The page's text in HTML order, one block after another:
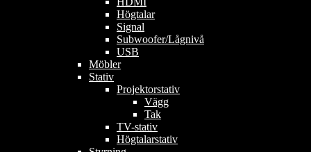
Högtalar
Signal
Subwoofer/Lågnivå
USB
Möbler
Stativ
Projektorstativ
Vägg
Tak
TV-stativ
Högtalarstativ